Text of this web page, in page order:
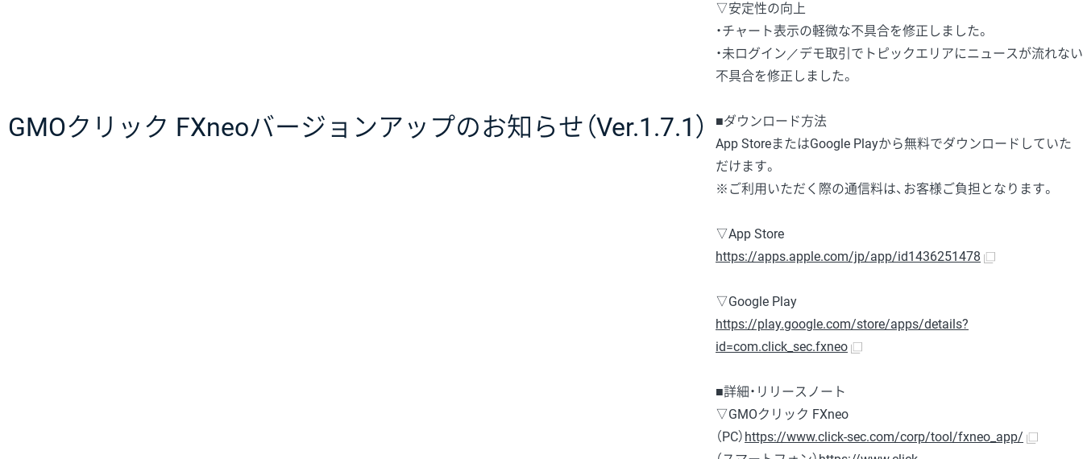
GMOクリック FXneoバージョンアップのお知らせ（Ver.1.7.1）
▽安定性の向上
・チャート表示の軽微な不具合を修正しました。
・未ログイン／デモ取引でトピックエリアにニュースが流れない
不具合を修正しました。
■ダウンロード方法
App StoreまたはGoogle Playから無料でダウンロードしていた
だけます。
※ご利用いただく際の通信料は、お客様ご負担となります。
▽App Store
https://apps.apple.com/jp/app/id1436251478
▽Google Play
https://play.google.com/store/apps/details?
id=com.click_sec.fxneo
■詳細・リリースノート
▽GMOクリック FXneo
（PC） https://www.click-sec.com/corp/tool/fxneo_app/